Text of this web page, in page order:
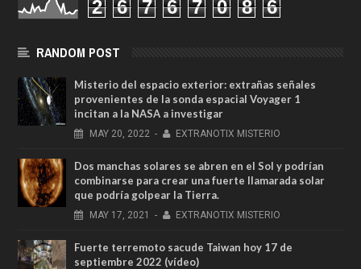
2 6 7 6 7 0 8 6
RANDOM POST
Misterio del espacio exterior: extrañas señales
provenientes de la sonda espacial Voyager 1
incitan a la NASA a investigar
MAY 20, 2022 - EXTRANOTIX MISTERIO
Dos manchas solares se abren en el Sol y podrían
combinarse para crear una fuerte llamarada solar
que podría golpear la Tierra.
MAY 17, 2021 - EXTRANOTIX MISTERIO
Fuerte terremoto sacude Taiwan hoy 17 de
septiembre 2022 (vídeo)